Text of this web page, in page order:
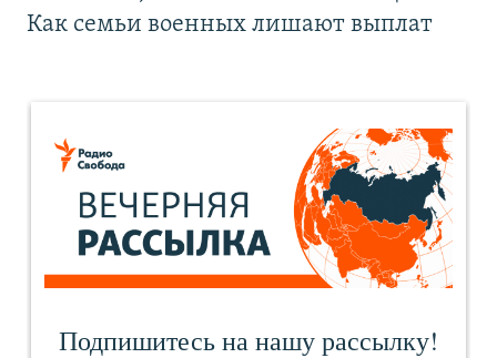
Как семьи военных лишают выплат